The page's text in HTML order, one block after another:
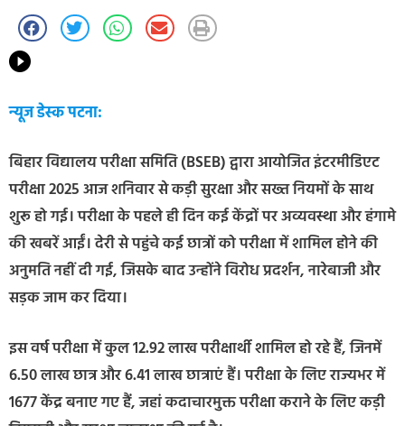
न्यूज डेस्क पटना:
बिहार विद्यालय परीक्षा समिति (BSEB) द्वारा आयोजित इंटरमीडिएट
परीक्षा 2025 आज शनिवार से कड़ी सुरक्षा और सख्त नियमों के साथ
शुरू हो गई। परीक्षा के पहले ही दिन कई केंद्रों पर अव्यवस्था और हंगामे
की खबरें आईं। देरी से पहुंचे कई छात्रों को परीक्षा में शामिल होने की
अनुमति नहीं दी गई, जिसके बाद उन्होंने विरोध प्रदर्शन, नारेबाजी और
सड़क जाम कर दिया।
इस वर्ष परीक्षा में कुल 12.92 लाख परीक्षार्थी शामिल हो रहे हैं, जिनमें
6.50 लाख छात्र और 6.41 लाख छात्राएं हैं। परीक्षा के लिए राज्यभर में
1677 केंद्र बनाए गए हैं, जहां कदाचारमुक्त परीक्षा कराने के लिए कड़ी